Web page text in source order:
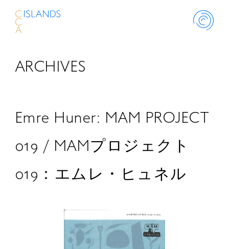
ABOUT
THINK ISLANDS
LIBRARY
SCHOLARSHIP
RETRACE
ARCHIVES
Emre Huner: MAM PROJECT
019 / MAMプロジェクト
019：エムレ・ヒュネル